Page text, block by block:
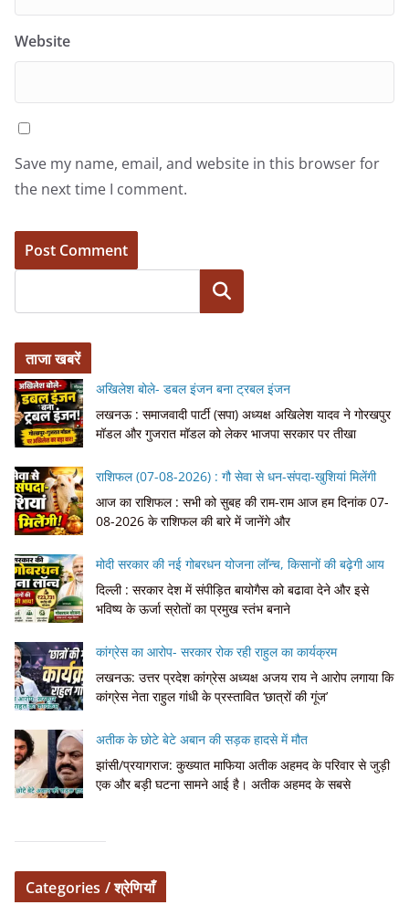
Website
Save my name, email, and website in this browser for
the next time I comment.
Search
ताजा खबरें
अखिलेश बोले- डबल इंजन बना ट्रबल इंजन
लखनऊ : समाजवादी पार्टी (सपा) अध्यक्ष अखिलेश यादव ने गोरखपुर
मॉडल और गुजरात मॉडल को लेकर भाजपा सरकार पर तीखा
राशिफल (07-08-2026) : गौ सेवा से धन-संपदा-खुशियां मिलेंगी
आज का राशिफल : सभी को सुबह की राम-राम आज हम दिनांक 07-
08-2026 के राशिफल की बारे में जानेंगे और
मोदी सरकार की नई गोबरधन योजना लॉन्च, किसानों की बढ़ेगी आय
दिल्ली : सरकार देश में संपीड़ित बायोगैस को बढावा देने और इसे
भविष्य के ऊर्जा स्रोतों का प्रमुख स्तंभ बनाने
कांग्रेस का आरोप- सरकार रोक रही राहुल का कार्यक्रम
लखनऊ: उत्तर प्रदेश कांग्रेस अध्यक्ष अजय राय ने आरोप लगाया कि
कांग्रेस नेता राहुल गांधी के प्रस्तावित ‘छात्रों की गूंज’
अतीक के छोटे बेटे अबान की सड़क हादसे में मौत
झांसी/प्रयागराज: कुख्यात माफिया अतीक अहमद के परिवार से जुड़ी
एक और बड़ी घटना सामने आई है। अतीक अहमद के सबसे
Categories / श्रेणियाँ